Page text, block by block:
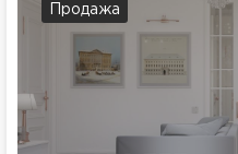
Продажа